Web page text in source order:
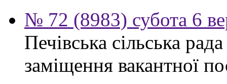
№ 72 (8983) субота 6
Печівська сільська
заміщення вакантної